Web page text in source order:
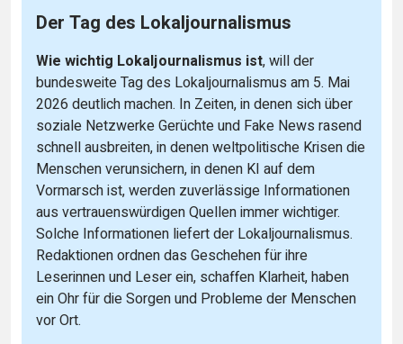
Der Tag des Lokaljournalismus
Wie wichtig Lokaljournalismus ist, will der
bundesweite Tag des Lokaljournalismus am 5. Mai
2026 deutlich machen. In Zeiten, in denen sich über
soziale Netzwerke Gerüchte und Fake News rasend
schnell ausbreiten, in denen weltpolitische Krisen die
Menschen verunsichern, in denen KI auf dem
Vormarsch ist, werden zuverlässige Informationen
aus vertrauenswürdigen Quellen immer wichtiger.
Solche Informationen liefert der Lokaljournalismus.
Redaktionen ordnen das Geschehen für ihre
Leserinnen und Leser ein, schaffen Klarheit, haben
ein Ohr für die Sorgen und Probleme der Menschen
vor Ort.